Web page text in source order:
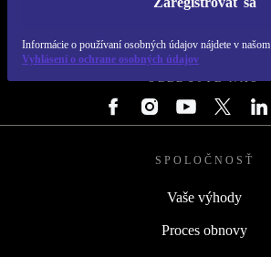
Informácie o používaní osobných údajov nájdete v našom
Vyhlásení o ochrane osobných údajov
SLEDUJTE NÁS
SPOLOČNOSŤ
Vaše výhody
Proces obnovy